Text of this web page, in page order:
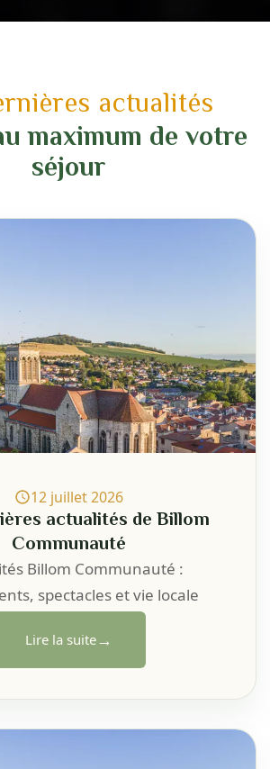
actualités
maximum de votre
séjour
12 juillet 2026
actualités de Billom
Communauté
Billom Communauté :
spectacles et vie locale
Lire la suite→